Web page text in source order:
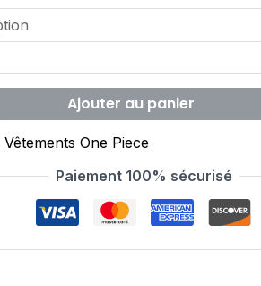
Ajouter au panier
Vêtements One Piece
Paiement 100% sécurisé